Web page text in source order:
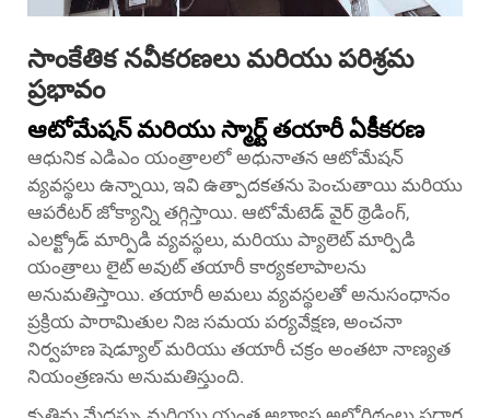
సాంకేతిక నవీకరణలు మరియు పరిశ్రమ
ప్రభావం
ఆటోమేషన్ మరియు స్మార్ట్ తయారీ ఏకీకరణ
ఆధునిక ఎడిఎం యంత్రాలలో అధునాతన ఆటోమేషన్
వ్యవస్థలు ఉన్నాయి, ఇవి ఉత్పాదకతను పెంచుతాయి మరియు
ఆపరేటర్ జోక్యాన్ని తగ్గిస్తాయి. ఆటోమేటెడ్ వైర్ థ్రెడింగ్,
ఎలక్ట్రోడ్ మార్పిడి వ్యవస్థలు, మరియు ప్యాలెట్ మార్పిడి
యంత్రాలు లైట్ అవుట్ తయారీ కార్యకలాపాలను
అనుమతిస్తాయి. తయారీ అమలు వ్యవస్థలతో అనుసంధానం
ప్రక్రియ పారామితుల నిజ సమయ పర్యవేక్షణ, అంచనా
నిర్వహణ షెడ్యూల్ మరియు తయారీ చక్రం అంతటా నాణ్యత
నియంత్రణను అనుమతిస్తుంది.